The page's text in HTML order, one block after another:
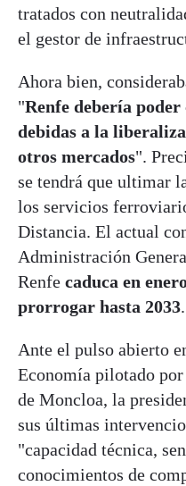
tratados con
el gestor de
Ahora bien,
"Renfe debería
debidas a la
otros mercados".
se tendrá que ultimar
los servicios
Distancia. El actual
Administración
Renfe caduca en
prorrogar hasta 2033.
Ante el pulso abierto
Economía pilotado
de Moncloa, la
sus últimas
"capacidad técnica,
conocimientos de